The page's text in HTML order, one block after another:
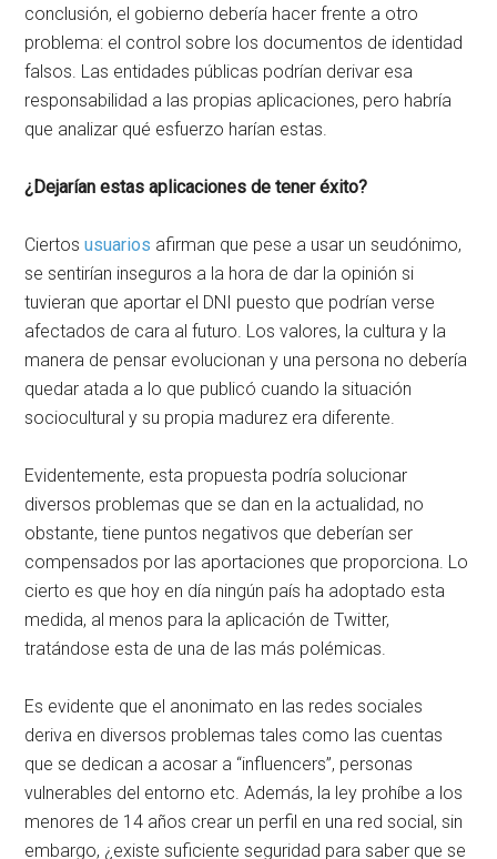
conclusión, el gobierno debería hacer frente a otro
problema: el control sobre los documentos de identidad
falsos. Las entidades públicas podrían derivar esa
responsabilidad a las propias aplicaciones, pero habría
que analizar qué esfuerzo harían estas.
¿Dejarían estas aplicaciones de tener éxito?
Ciertosusuarios afirman que pese a usar un seudónimo,
se sentirían inseguros a la hora de dar la opinión si
tuvieran que aportar el DNI puesto que podrían verse
afectados de cara al futuro. Los valores, la cultura y la
manera de pensar evolucionan y una persona no debería
quedar atada a lo que publicó cuando la situación
sociocultural y su propia madurez era diferente.
Evidentemente, esta propuesta podría solucionar
diversos problemas que se dan en la actualidad, no
obstante, tiene puntos negativos que deberían ser
compensados por las aportaciones que proporciona. Lo
cierto es que hoy en día ningún país ha adoptado esta
medida, al menos para la aplicación de Twitter,
tratándose esta de una de las más polémicas.
Es evidente que el anonimato en las redes sociales
deriva en diversos problemas tales como las cuentas
que se dedican a acosar a “influencers”, personas
vulnerables del entorno etc. Además, la ley prohíbe a los
menores de 14 años crear un perfil en una red social, sin
embargo, ¿existe suficiente seguridad para saber que se